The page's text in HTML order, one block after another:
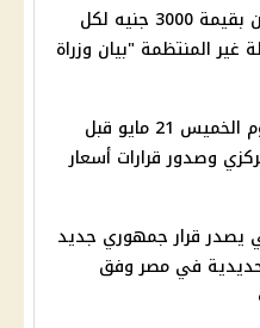
بدء صرف منحتين بقيمة 3000 جنيه لكل
غير المنتظمة "بيان وزراة
سعر الدولار اليوم الخميس 21 مايو قبل
وصدور قرارات أسعار
يصدر قرار جمهوري جديد
في مصر وفق